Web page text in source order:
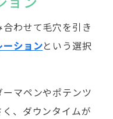
わせて毛穴を引き
ーションという選択
マペンやポテンツ
、ダウンタイムが